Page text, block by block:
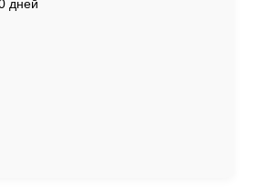
дней